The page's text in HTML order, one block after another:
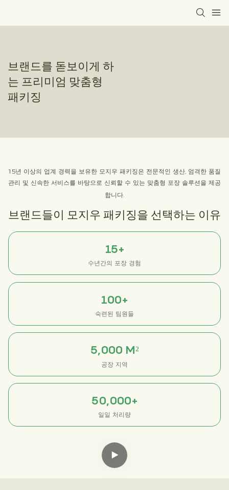
브랜드를 돋보이게 하
는 프리미엄 맞춤형
패키징
15년 이상의 업계 경력을 보유한 모지우 패키징은 전문적인 생산, 엄격한 품질
관리 및 신속한 서비스를 바탕으로 신뢰할 수 있는 맞춤형 포장 솔루션을 제공
합니다.
브랜드들이 모지우 패키징을 선택하는 이유
15+
수년간의 포장 경험
100+
숙련된 팀원들
5,000 M²
공장 지역
50,000+
일일 처리량